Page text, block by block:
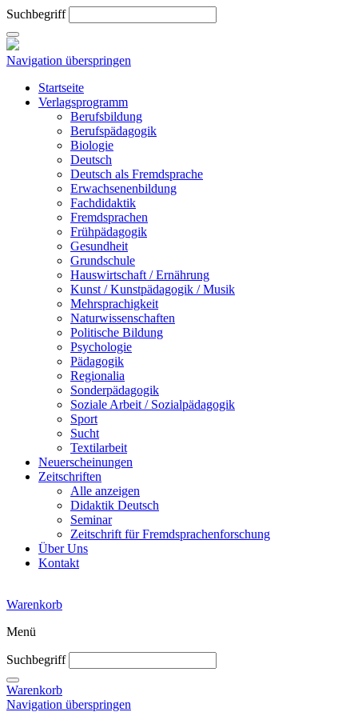
Suchbegriff
Navigation überspringen
Startseite
Verlagsprogramm
Berufsbildung
Berufspädagogik
Biologie
Deutsch
Deutsch als Fremdsprache
Erwachsenenbildung
Fachdidaktik
Fremdsprachen
Frühpädagogik
Gesundheit
Grundschule
Hauswirtschaft / Ernährung
Kunst / Kunstpädagogik / Musik
Mehrsprachigkeit
Naturwissenschaften
Politische Bildung
Psychologie
Pädagogik
Regionalia
Sonderpädagogik
Soziale Arbeit / Sozialpädagogik
Sport
Sucht
Textilarbeit
Neuerscheinungen
Zeitschriften
Alle anzeigen
Didaktik Deutsch
Seminar
Zeitschrift für Fremdsprachenforschung
Über Uns
Kontakt
Warenkorb
Menü
Suchbegriff
Warenkorb
Navigation überspringen